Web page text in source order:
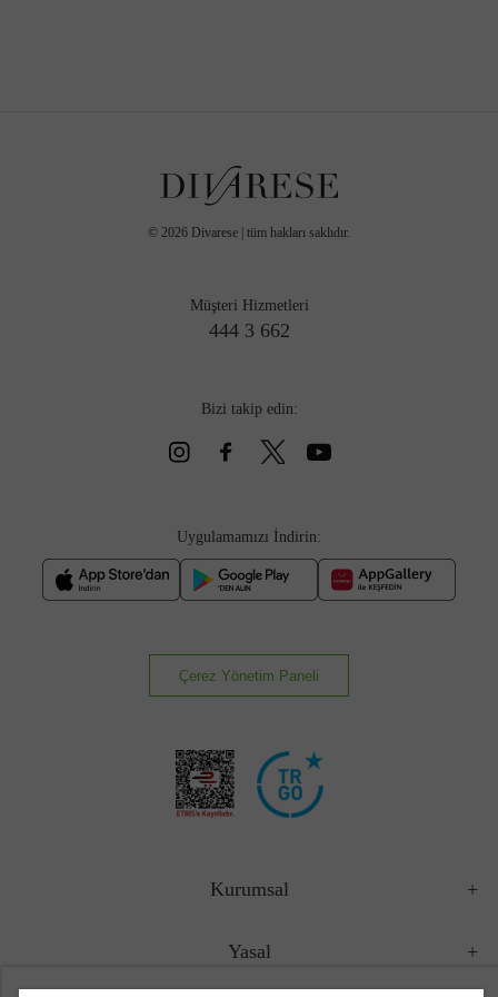
© 2026 Divarese | tüm hakları saklıdır.
Müşteri Hizmetleri
444 3 662
Bizi takip edin:
Uygulamamızı İndirin:
Çerez Yönetim Paneli
Kurumsal
Yasal